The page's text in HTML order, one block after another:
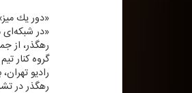
«دور یك
«در شبكه‌ای
گروه كنار
رادیو
رهگذر در